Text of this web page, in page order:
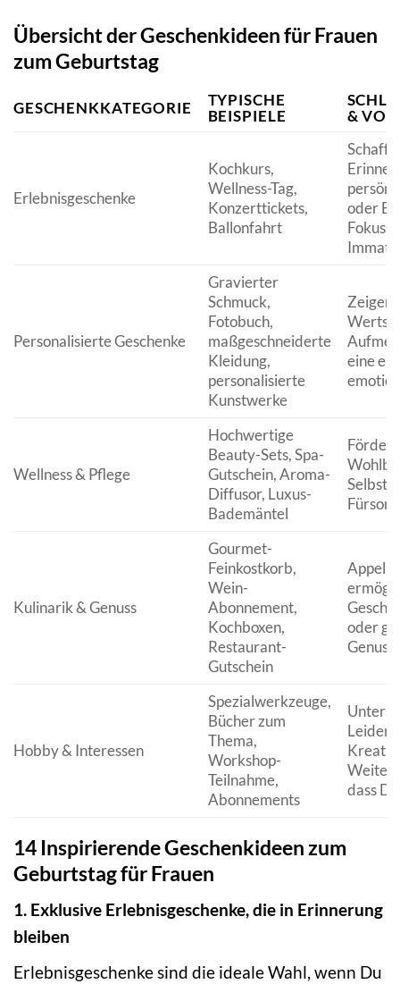
Übersicht der Geschenkideen für Frauen
zum Geburtstag
GESCHENKKATEGORIE
TYPISCHE
BEISPIELE
&
Erlebnisgeschenke
Kochkurs,
Wellness-Tag,
Konzerttickets,
Ballonfahrt
oder
Personalisierte Geschenke
Gravierter
Schmuck,
Fotobuch,
maßgeschneiderte
Kleidung,
personalisierte
Kunstwerke
Zeigen
eine
Wellness & Pflege
Hochwertige
Beauty-Sets, Spa-
Gutschein, Aroma-
Diffusor, Luxus-
Bademäntel
Kulinarik & Genuss
Gourmet-
Feinkostkorb,
Wein-
Abonnement,
Kochboxen,
Restaurant-
Gutschein
oder
Hobby & Interessen
Spezialwerkzeuge,
Bücher zum
Thema,
Workshop-
Teilnahme,
Abonnements
dass
14 Inspirierende Geschenkideen zum
Geburtstag für Frauen
1. Exklusive Erlebnisgeschenke, die in Erinnerung
bleiben
Erlebnisgeschenke sind die ideale Wahl, wenn Du